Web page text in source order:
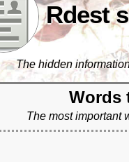
Rdest
The hidden
Words
The most important